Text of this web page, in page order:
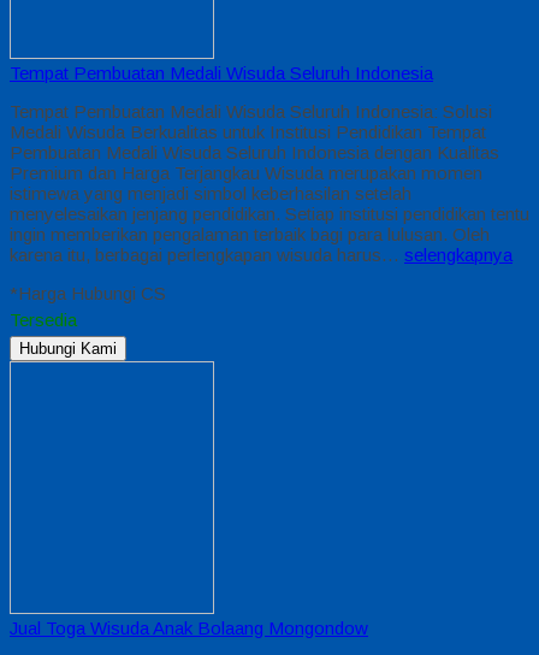
Tempat Pembuatan Medali Wisuda Seluruh Indonesia
Tempat Pembuatan Medali Wisuda Seluruh Indonesia: Solusi
Medali Wisuda Berkualitas untuk Institusi Pendidikan Tempat
Pembuatan Medali Wisuda Seluruh Indonesia dengan Kualitas
Premium dan Harga Terjangkau Wisuda merupakan momen
istimewa yang menjadi simbol keberhasilan setelah
menyelesaikan jenjang pendidikan. Setiap institusi pendidikan tentu
ingin memberikan pengalaman terbaik bagi para lulusan. Oleh
karena itu, berbagai perlengkapan wisuda harus… selengkapnya
*Harga Hubungi CS
Tersedia
Hubungi Kami
Jual Toga Wisuda Anak Bolaang Mongondow